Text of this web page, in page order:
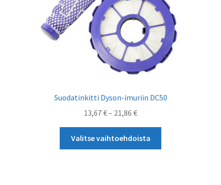
Suodatinkitti Dyson-imuriin DC50
13,67€– 21,86 €Hintaluokka:
-
21,86 €
Valitse vaihtoehdoista